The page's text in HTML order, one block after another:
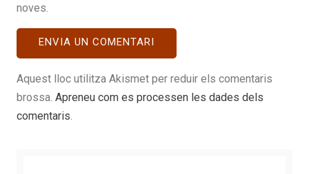
noves.
Aquest lloc utilitza Akismet per reduir els comentaris
brossa. Apreneu com es processen les dades dels
comentaris